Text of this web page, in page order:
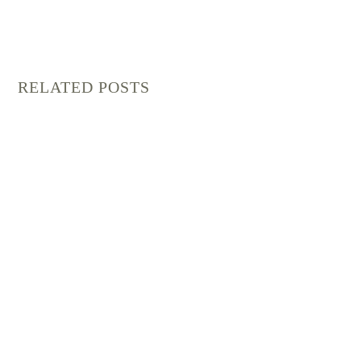
RELATED POSTS